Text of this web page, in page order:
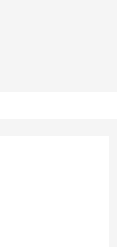
原材料性能和打
检验设备的规定